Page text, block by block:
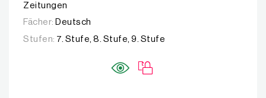
Zeitungen
Fächer: Deutsch
Stufen: 7. Stufe, 8. Stufe, 9. Stufe